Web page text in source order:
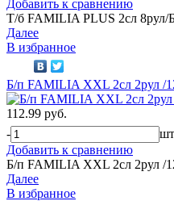
Добавить к сравнению
Т/б FAMILIA PLUS 2сл 8рул/
Далее
В избранное
Б/п FAMILIA XXL 2сл 2рул /
112.99 руб.
-
шт
Добавить к сравнению
Б/п FAMILIA XXL 2сл 2рул /
Далее
В избранное